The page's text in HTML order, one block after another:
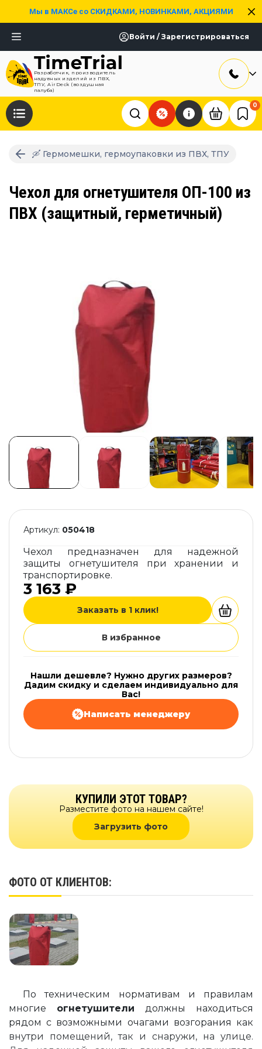
Мы в МАКСе со СКИДКАМИ, НОВИНКАМИ, АКЦИЯМИ
Войти / Зарегистрироваться
Разработчик, производитель
надувных изделий из ПВХ,
ТПУ, AirDeck (воздушная
палуба)
0
🛶 Гермомешки, гермоупаковки из ПВХ, ТПУ
Чехол для огнетушителя ОП-100 из
ПВХ (защитный, герметичный)
Артикул: 050418
Чехол предназначен для надежной
защиты огнетушителя при хранении и
транспортировке.
3 163 ₽
Заказать в 1 клик!
В избранное
Нашли дешевле? Нужно других размеров?
Дадим скидку и сделаем индивидуально для
Вас!
Написать менеджеру
КУПИЛИ ЭТОТ ТОВАР?
Разместите фото на нашем сайте!
Загрузить фото
ФОТО ОТ КЛИЕНТОВ:
По техническим нормативам и правилам
многие огнетушители должны находиться
рядом с возможными очагами возгорания как
внутри помещений, так и снаружи, на улице.